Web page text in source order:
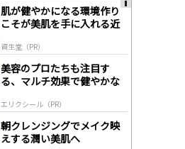
肌が健やかになる環境作り
こそが美肌を手に入れる近
資生堂（PR）
美容のプロたちも注目す
る、マルチ効果で健やかな
エリクシール（PR）
朝クレンジングでメイク映
えする潤い美肌へ